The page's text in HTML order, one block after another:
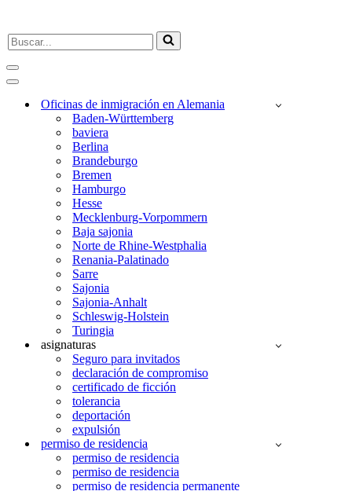
Buscar...
Menú
de
Menú
NavegaciónOficinas de inmigración en Alemania
Baden-Württemberg
baviera
Berlina
Brandeburgo
Bremen
Hamburgo
Hesse
Mecklenburg-Vorpommern
Baja sajonia
Norte de Rhine-Westphalia
Renania-Palatinado
Sarre
Sajonia
Sajonia-Anhalt
Schleswig-Holstein
Turingia
asignaturas
Seguro para invitados
declaración de compromiso
certificado de ficción
tolerancia
deportación
expulsión
permiso de residencia
permiso de residencia
permiso de residencia
permiso de residencia permanente